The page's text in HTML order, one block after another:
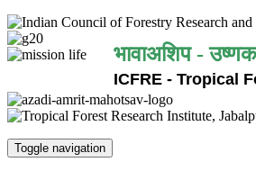
भावाअशिप -
ICFRE - Tropical
Toggle navigation